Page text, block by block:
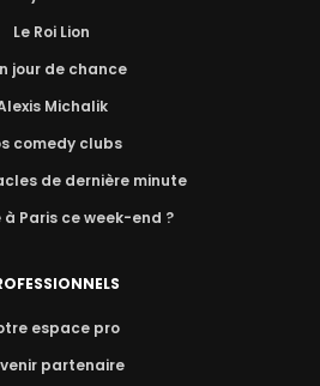
Le Roi Lion
jour de chance
Michalik
comedy clubs
de dernière minute
à Paris ce week-end ?
espace pro
partenaire